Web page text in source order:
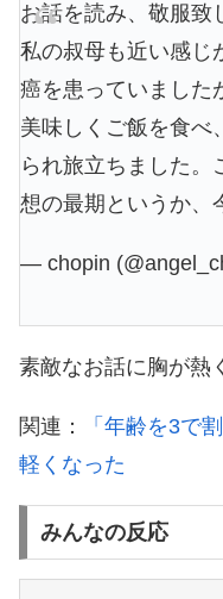
お話を読み、敬服致
私の叔母も近い感じ
癌を患っていました
美味しくご飯を食べ
られ旅立ちました。
想の最期というか、
— chopin
素敵なお話に胸が熱
関連：
「年齢を3で
軽くなった
みんなの反応